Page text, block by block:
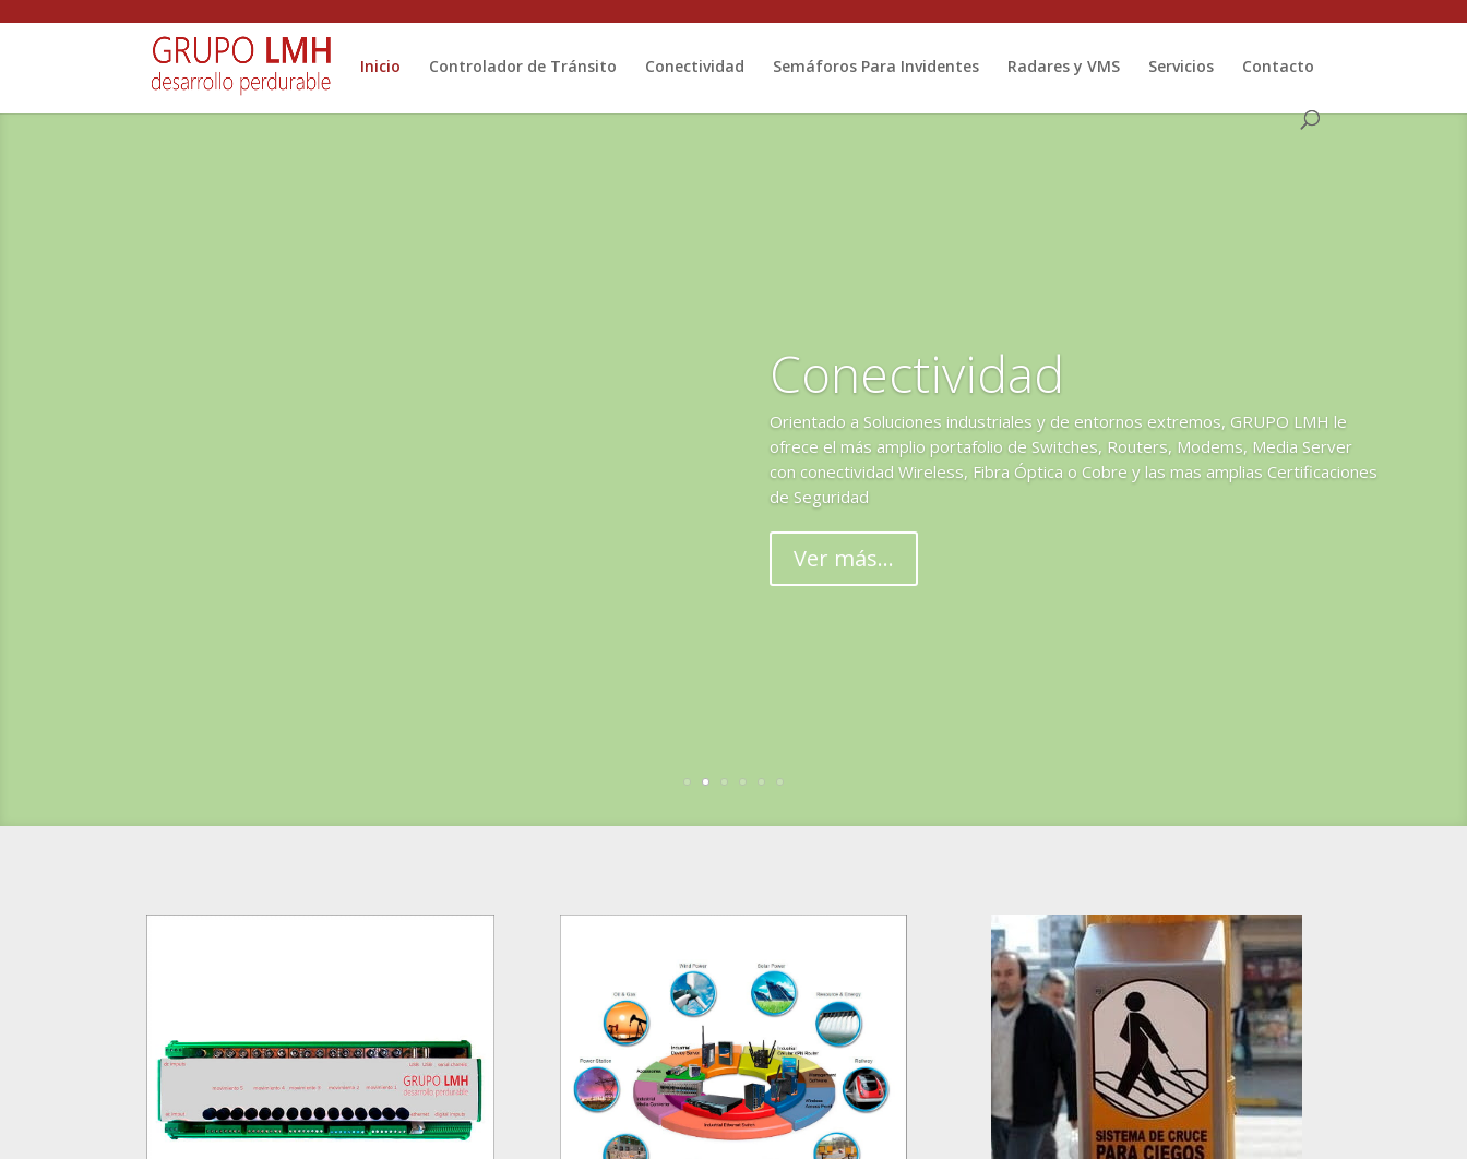
Inicio Controlador de Tránsito Conectividad Semáforos Para Invidentes Radares y VMS Servicios Contacto
Conectividad
Orientado a Soluciones industriales y de entornos extremos, GRUPO LMH le
ofrece el más amplio portafolio de Switches, Routers, Modems, Media Server
con conectividad Wireless, Fibra Óptica o Cobre y las mas amplias Certificaciones
de Seguridad
Ver más...